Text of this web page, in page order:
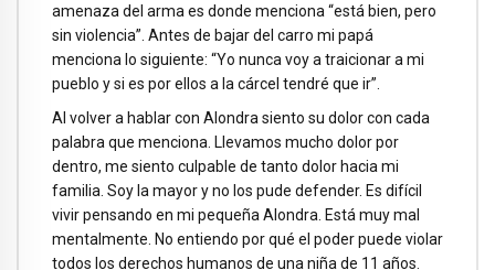
amenaza del arma es donde menciona “está bien, pero
sin violencia”. Antes de bajar del carro mi papá
menciona lo siguiente: “Yo nunca voy a traicionar a mi
pueblo y si es por ellos a la cárcel tendré que ir”.
Al volver a hablar con Alondra siento su dolor con cada
palabra que menciona. Llevamos mucho dolor por
dentro, me siento culpable de tanto dolor hacia mi
familia. Soy la mayor y no los pude defender. Es difícil
vivir pensando en mi pequeña Alondra. Está muy mal
mentalmente. No entiendo por qué el poder puede violar
todos los derechos humanos de una niña de 11 años.